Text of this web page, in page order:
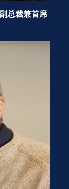
总裁兼首席